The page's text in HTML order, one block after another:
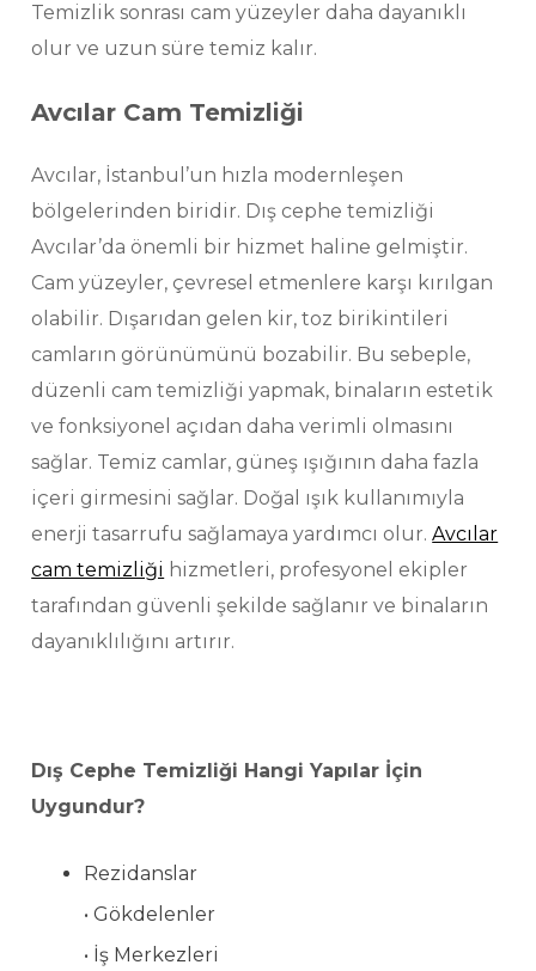
Temizlik sonrası cam yüzeyler daha dayanıklı
olur ve uzun süre temiz kalır.
Avcılar Cam Temizliği
Avcılar, İstanbul’un hızla modernleşen
bölgelerinden biridir. Dış cephe temizliği
Avcılar’da önemli bir hizmet haline gelmiştir.
Cam yüzeyler, çevresel etmenlere karşı kırılgan
olabilir. Dışarıdan gelen kir, toz birikintileri
camların görünümünü bozabilir. Bu sebeple,
düzenli cam temizliği yapmak, binaların estetik
ve fonksiyonel açıdan daha verimli olmasını
sağlar. Temiz camlar, güneş ışığının daha fazla
içeri girmesini sağlar. Doğal ışık kullanımıyla
enerji tasarrufu sağlamaya yardımcı olur.Avcılar
cam temizliği hizmetleri, profesyonel ekipler
tarafından güvenli şekilde sağlanır ve binaların
dayanıklılığını artırır.
Dış Cephe Temizliği Hangi Yapılar İçin
Uygundur?
Rezidanslar
• Gökdelenler
• İş Merkezleri